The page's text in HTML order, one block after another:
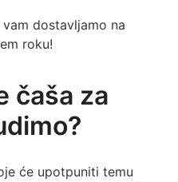
dostavljamo na
roku!
čaša za
će upotpuniti temu